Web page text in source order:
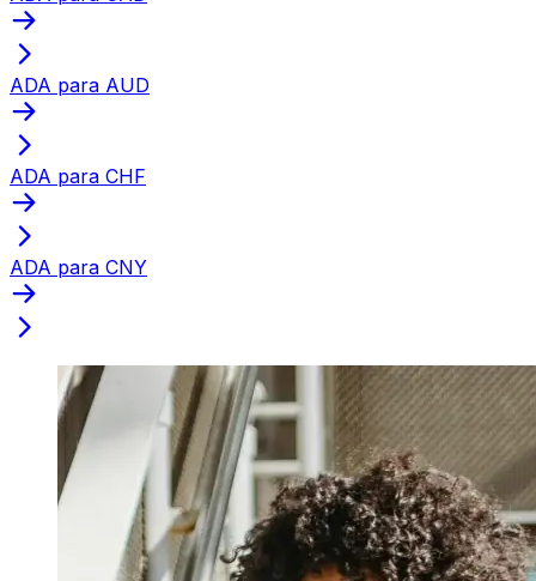
ADA para AUD
ADA para CHF
ADA para CNY